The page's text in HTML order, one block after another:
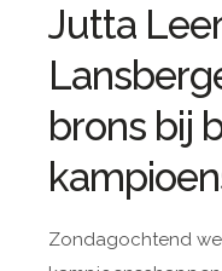
Jutta
brons bij
Zondagochtend